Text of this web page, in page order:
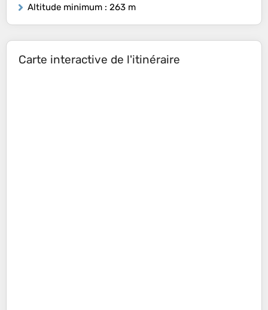
Altitude minimum : 263 m
Carte interactive de l'itinéraire